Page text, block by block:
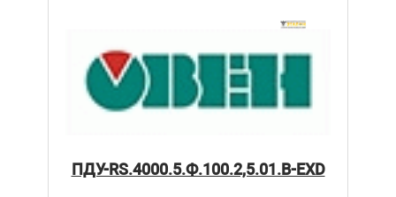
ПДУ-RS.4000.5.Ф.100.2,5.01.В-ЕХD